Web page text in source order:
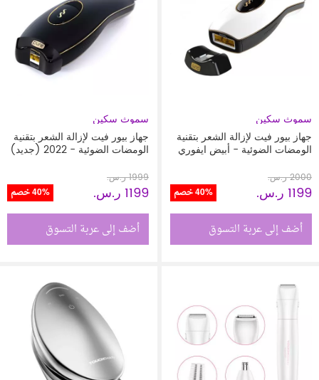
سموث سكين
جهاز بيور فيت لإزالة الشعر بتقنية
الومضات الضوئية - أبيض ايفوري
1199 ر.س.‏
2000 ر.س.‏
40% خصم
أضف إلى عربة التسوق
سموث سكين
جهاز بيور فيت لإزالة الشعر بتقنية
الومضات الضوئية - 2022 (جديد)
1199 ر.س.‏
1999 ر.س.‏
40% خصم
أضف إلى عربة التسوق